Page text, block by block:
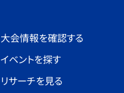
大会情報を確認する
イベントを探す
リサーチを見る